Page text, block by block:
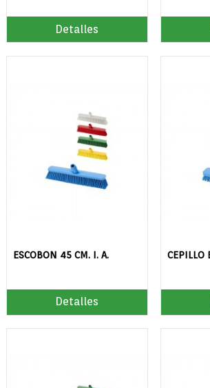
Detalles
ESCOBON 45 CM. I. A.
Detalles
CEPILLO